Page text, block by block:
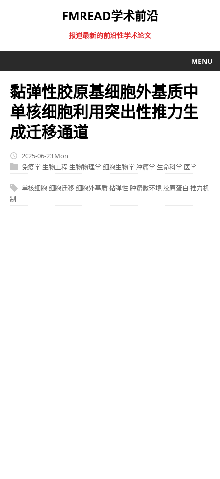
FMREAD学术前沿
报道最新的前沿性学术论文
MENU
黏弹性胶原基细胞外基质中
单核细胞利用突出性推力生
成迁移通道
2025-06-23 Mon
免疫学 生物工程 生物物理学细胞生物学 肿瘤学 生命科学 医学
单核细胞 细胞迁移细胞外基质黏弹性 肿瘤微环境 胶原蛋白 推力机
制